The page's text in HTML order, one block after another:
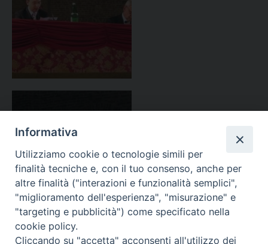
Informativa
Utilizziamo cookie o tecnologie simili per
finalità tecniche e, con il tuo consenso, anche per
altre finalità ("interazioni e funzionalità semplici",
"miglioramento dell'esperienza", "misurazione" e
"targeting e pubblicità") come specificato nella
cookie policy.
Cliccando su "accetta" acconsenti all'utilizzo dei